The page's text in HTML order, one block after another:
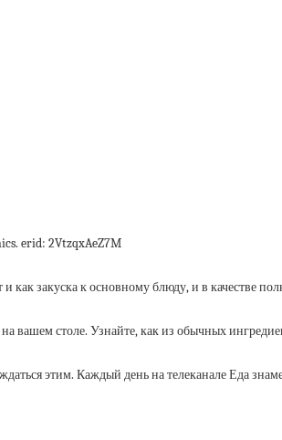
erid: 2VtzqxAeZ7M
закуска к основному блюду, и в качестве
вашем столе. Узнайте, как из обычных
этим. Каждый день на телеканале Еда